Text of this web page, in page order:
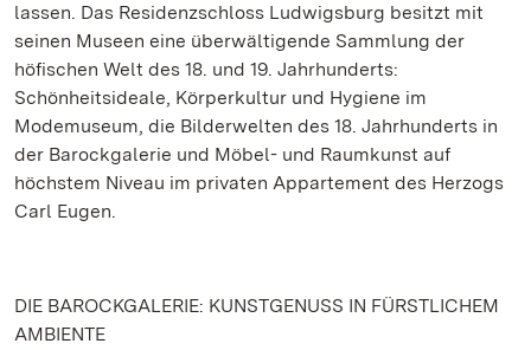
lassen. Das Residenzschloss Ludwigsburg besitzt mit
seinen Museen eine überwältigende Sammlung der
höfischen Welt des 18. und 19. Jahrhunderts:
Schönheitsideale, Körperkultur und Hygiene im
Modemuseum, die Bilderwelten des 18. Jahrhunderts in
der Barockgalerie und Möbel- und Raumkunst auf
höchstem Niveau im privaten Appartement des Herzogs
Carl Eugen.
DIE BAROCKGALERIE: KUNSTGENUSS IN FÜRSTLICHEM
AMBIENTE